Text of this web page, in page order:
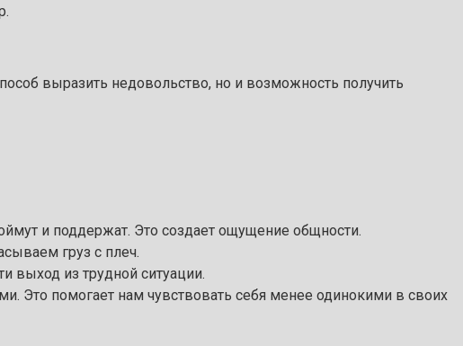
выразить недовольство, но и возможность получить
и поддержат. Это создает ощущение общности.
груз с плеч.
выход из трудной ситуации.
Это помогает нам чувствовать себя менее одинокими в своих